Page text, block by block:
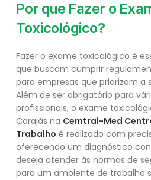
Por que Fazer o
Toxicológico?
Fazer o exame toxicológico é
que buscam cumprir
para empresas que priorizam a
Além de ser obrigatório para
profissionais, o exame
Carajás na Cemtral-Med
Trabalho é realizado com
oferecendo um diagnóstico
deseja atender às normas de
para um ambiente de trabalho